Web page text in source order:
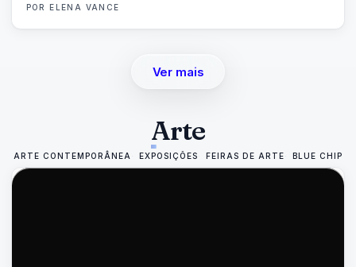
POR ELENA VANCE
Ver mais
Arte
ARTE CONTEMPORÂNEA EXPOSIÇÕES FEIRAS DE ARTE BLUE CHIP